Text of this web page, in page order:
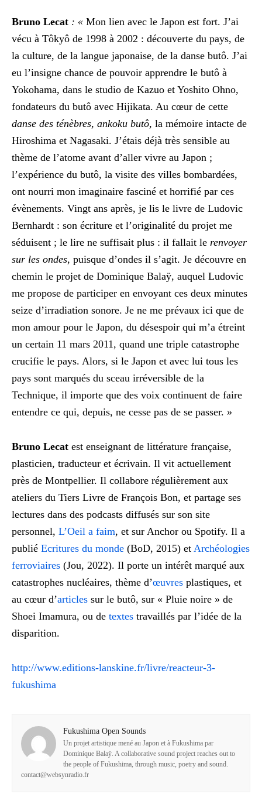
Bruno Lecat : « Mon lien avec le Japon est fort. J’ai
vécu à Tôkyô de 1998 à 2002 : découverte du pays, de
la culture, de la langue japonaise, de la danse butô. J’ai
eu l’insigne chance de pouvoir apprendre le butô à
Yokohama, dans le studio de Kazuo et Yoshito Ohno,
fondateurs du butô avec Hijikata. Au cœur de cette
danse des ténèbres, ankoku butô, la mémoire intacte de
Hiroshima et Nagasaki. J’étais déjà très sensible au
thème de l’atome avant d’aller vivre au Japon ;
l’expérience du butô, la visite des villes bombardées,
ont nourri mon imaginaire fasciné et horrifié par ces
évènements. Vingt ans après, je lis le livre de Ludovic
Bernhardt : son écriture et l’originalité du projet me
séduisent ; le lire ne suffisait plus : il fallait le renvoyer
sur les ondes, puisque d’ondes il s’agit. Je découvre en
chemin le projet de Dominique Balaÿ, auquel Ludovic
me propose de participer en envoyant ces deux minutes
seize d’irradiation sonore. Je ne me prévaux ici que de
mon amour pour le Japon, du désespoir qui m’a étreint
un certain 11 mars 2011, quand une triple catastrophe
crucifie le pays. Alors, si le Japon et avec lui tous les
pays sont marqués du sceau irréversible de la
Technique, il importe que des voix continuent de faire
entendre ce qui, depuis, ne cesse pas de se passer. »
Bruno Lecat est enseignant de littérature française,
plasticien, traducteur et écrivain. Il vit actuellement
près de Montpellier. Il collabore régulièrement aux
ateliers du Tiers Livre de François Bon, et partage ses
lectures dans des podcasts diffusés sur son site
personnel, L’Oeil a faim, et sur Anchor ou Spotify. Il a
publié Ecritures du monde (BoD, 2015) et Archéologies
ferroviaires (Jou, 2022). Il porte un intérêt marqué aux
catastrophes nucléaires, thème d’œuvres plastiques, et
au cœur d’articles sur le butô, sur « Pluie noire » de
Shoei Imamura, ou de textes travaillés par l’idée de la
disparition.
http://www.editions-lanskine.fr/livre/reacteur-3-
fukushima
Fukushima Open Sounds
Un projet artistique mené au Japon et à Fukushima par
Dominique Balaÿ. A collaborative sound project reaches out to
the people of Fukushima, through music, poetry and sound.
contact@websynradio.fr